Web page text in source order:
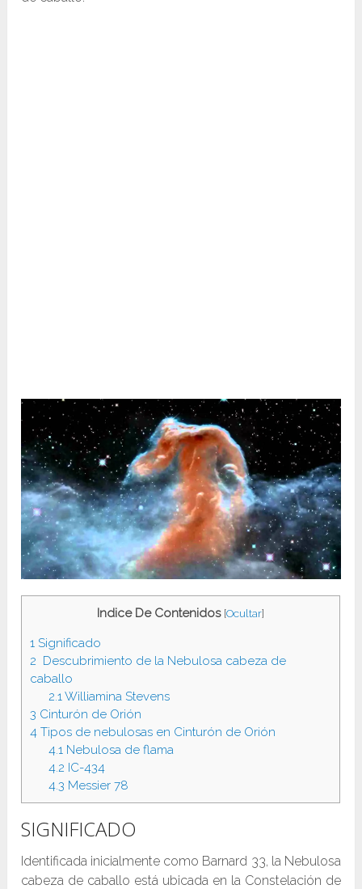
Indice De Contenidos [Ocultar]
1 Significado
2 Descubrimiento de la Nebulosa cabeza de
caballo
2.1Williamina Stevens
3 Cinturón de Orión
4 Tipos de nebulosas en Cinturón de Orión
4.1Nebulosa de flama
4.2 IC-434
4.3 Messier 78
SIGNIFICADO
Identificada inicialmente como Barnard 33, la Nebulosa
cabeza de caballo está ubicada en la Constelación de